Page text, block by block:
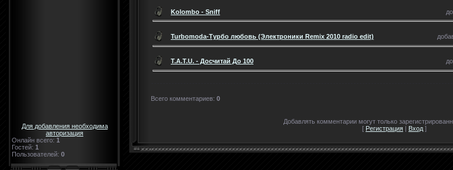
Для добавления необходима
авторизация
Онлайн всего: 1
Гостей: 1
Пользователей: 0
Kolombo - Sniff
Turbomoda-Турбо любовь (Электроники Remix 2010 radio edit)
T.A.T.U. - Досчитай До 100
Всего комментариев: 0
Добавлять комментарии могут только
[ Регистрация | Вход ]